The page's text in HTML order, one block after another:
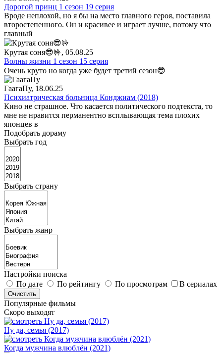
Дорогой принц 1 сезон 19 серия
Вроде неплохой, но я бы на место главного героя, поставила
второстепенного. Он и красивее и играет лучше, потому что
главный
Крутая соня😎🤟, 05.08.25
Волны жизни 1 сезон 15 серия
Очень круто но когда уже будет третий сезон😎
ГаагаПу, 18.06.25
Психиатрическая больница Конджиам (2018)
Кино не страшное. Что касается политического подтекста, то
мне не нравится перманентно всплывающая тема плохих
японцев в
Подобрать дораму
Выбрать год
Выбрать страну
Выбрать жанр
Настройки поиска
По дате
По рейтингу По просмотрам В сериалах
Популярные фильмы
Скоро выходят
Ну да, семья (2017)
Когда мужчина влюблён (2021)